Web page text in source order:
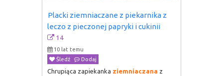
Placki ziemniaczane z piekarnika z
leczo z pieczonej papryki i cukinii
14
10 lat temu
Śledź
Dodaj
Chrupiąca zapiekanka ziemniaczana z